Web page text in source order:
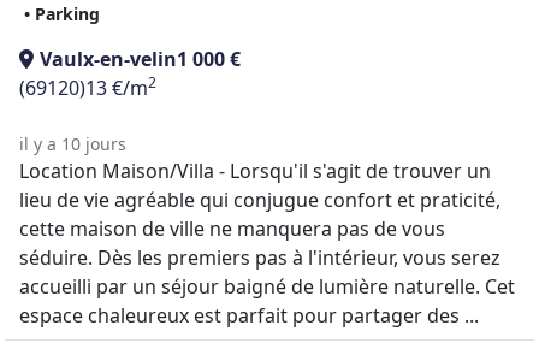
• Parking
Vaulx-en-velin1 000 €
(69120)13 €/m2
il y a 10 jours
Location Maison/Villa - Lorsqu'il s'agit de trouver un
lieu de vie agréable qui conjugue confort et praticité,
cette maison de ville ne manquera pas de vous
séduire. Dès les premiers pas à l'intérieur, vous serez
accueilli par un séjour baigné de lumière naturelle. Cet
espace chaleureux est parfait pour partager des ...